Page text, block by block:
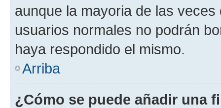
aunque la mayoria de las
usuarios normales no podrán
haya respondido el mismo.
Arriba
¿Cómo se puede añadir una